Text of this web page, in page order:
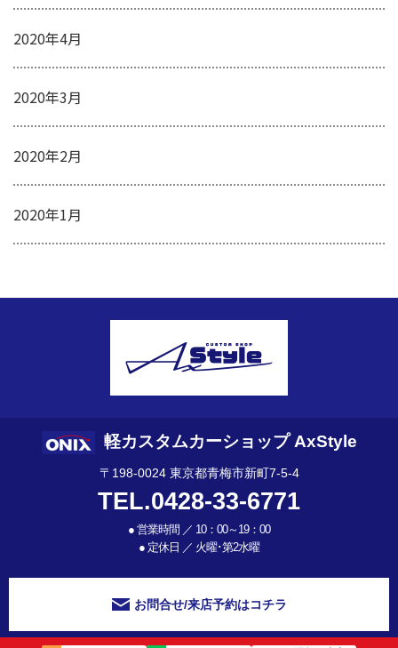
2020年4月
2020年3月
2020年2月
2020年1月
軽カスタムカーショップ AxStyle
〒198-0024 東京都青梅市新町7-5-4
TEL.0428-33-6771
● 営業時間 ／ 10：00～19：00
● 定休日 ／ 火曜･第2水曜
お問合せ/来店予約はコチラ